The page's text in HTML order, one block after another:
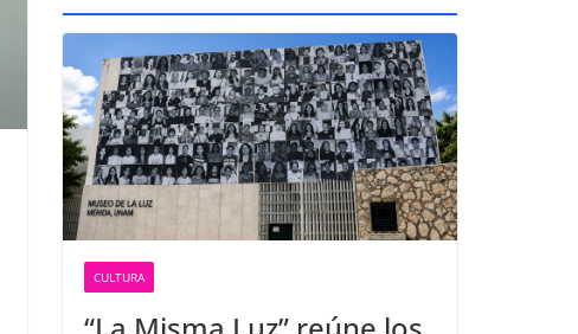
CULTURA